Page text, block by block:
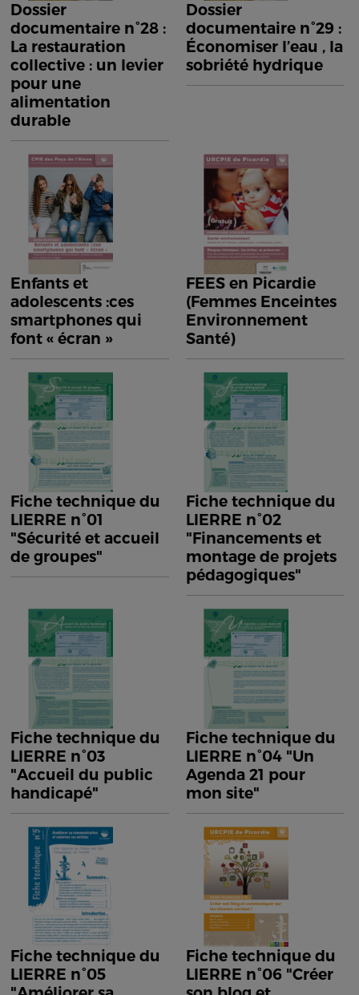
Dossier
documentaire n°28 :
La restauration
collective : un levier
pour une
alimentation
durable
Dossier
documentaire n°29 :
Économiser l’eau , la
sobriété hydrique
Enfants et
adolescents :ces
smartphones qui
font « écran »
FEES en Picardie
(Femmes Enceintes
Environnement
Santé)
Fiche technique du
LIERRE n°01
"Sécurité et accueil
de groupes"
Fiche technique du
LIERRE n°02
"Financements et
montage de projets
pédagogiques"
Fiche technique du
LIERRE n°03
"Accueil du public
handicapé"
Fiche technique du
LIERRE n°04 "Un
Agenda 21 pour
mon site"
Fiche technique du
LIERRE n°05
Fiche technique du
LIERRE n°06 "Créer